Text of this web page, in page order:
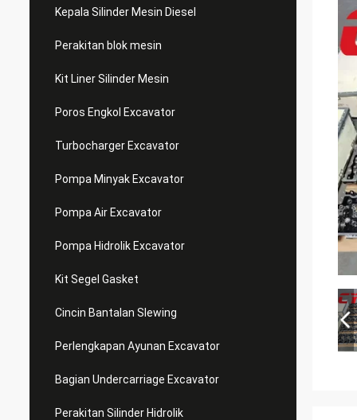
Kepala Silinder Mesin Diesel
Perakitan blok mesin
Kit Liner Silinder Mesin
Poros Engkol Excavator
Turbocharger Excavator
Pompa Minyak Excavator
Pompa Air Excavator
Pompa Hidrolik Excavator
Kit Segel Gasket
Cincin Bantalan Slewing
Perlengkapan Ayunan Excavator
Bagian Undercarriage Excavator
Perakitan Silinder Hidrolik